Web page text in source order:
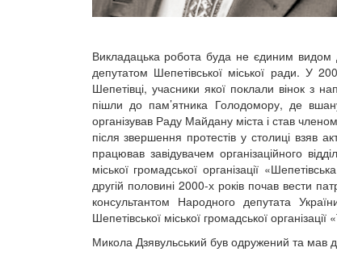
Викладацька робота буда не єдиним видом
депутатом Шепетівської міської ради. У
Шепетівці, учасники якої поклали вінок з
пішли до пам’ятника Голодомору, де
організував Раду Майдану міста і став
після звершення протестів у столиці взяв
працював завідувачем організаційного
міської громадської організації
другій половині 2000-х років почав вести
консультантом Народного депутата
Шепетівської міської громадської
Микола Дзявульський був одружений та мав